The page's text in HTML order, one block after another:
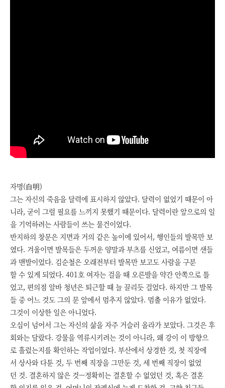
자명(自明)
그는 자신의 죽음을 달력에 표시하지 않았다. 달력이 없었기 때문이 아
니라, 굳이 그럴 필요를 느끼지 못했기 때문이다. 달력이란 앞으로의 일
을 기억하려는 사람들이 쓰는 물건이었다.
반지하의 창문은 지면과 거의 같은 높이에 있어서, 행인들의 발목만 보
였다. 겨울이면 발목들은 두꺼운 양말과 부츠를 신었고, 여름이면 샌들
과 맨발이었다. 김순철은 오래전부터 발목만 보고도 사람을 구분
할 수 있게 되었다. 401호 여자는 걸을 때 오른발을 약간 안쪽으로 틀
었고, 편의점 알바 청년은 퇴근할 때 늘 끌리듯 걸었다. 하지만 그 발목
들 중 어느 것도 그의 문 앞에서 멈추지 않았다. 멈출 이유가 없었다.
그것이 이상한 일은 아니었다.
오십이 넘어서 그는 자신의 삶을 자주 거슬러 올라가 보았다. 그것은 후
회와는 달랐다. 강물을 역류시키려는 것이 아니라, 왜 강이 이 방향으
로 흘렀는지를 확인하는 작업이었다. 부산에서 상경한 것, 첫 직장에
서 상사와 다툰 것, 두 번째 직장을 그만둔 것, 세 번째 직장이 없었
던 것. 결혼하지 않은 것—정확히는 결혼할 수 없었던 것, 혹은 결혼